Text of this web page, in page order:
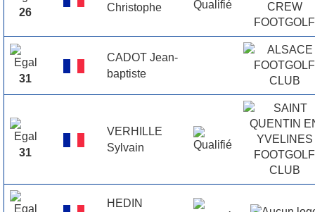
26
Christophe
31
CADOT Jean-
baptiste
31
VERHILLE
Sylvain
HEDIN